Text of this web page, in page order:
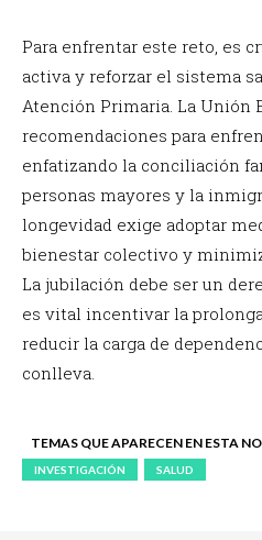
Para enfrentar este reto, es
activa y reforzar el sistema
Atención Primaria. La Unión
recomendaciones para
enfatizando la conciliación
personas mayores y la
longevidad exige adoptar
bienestar colectivo y
La jubilación debe ser un
es vital incentivar la
reducir la carga de
conlleva.
TEMAS QUE APARECEN EN ESTA
INVESTIGACIÓN
SALUD